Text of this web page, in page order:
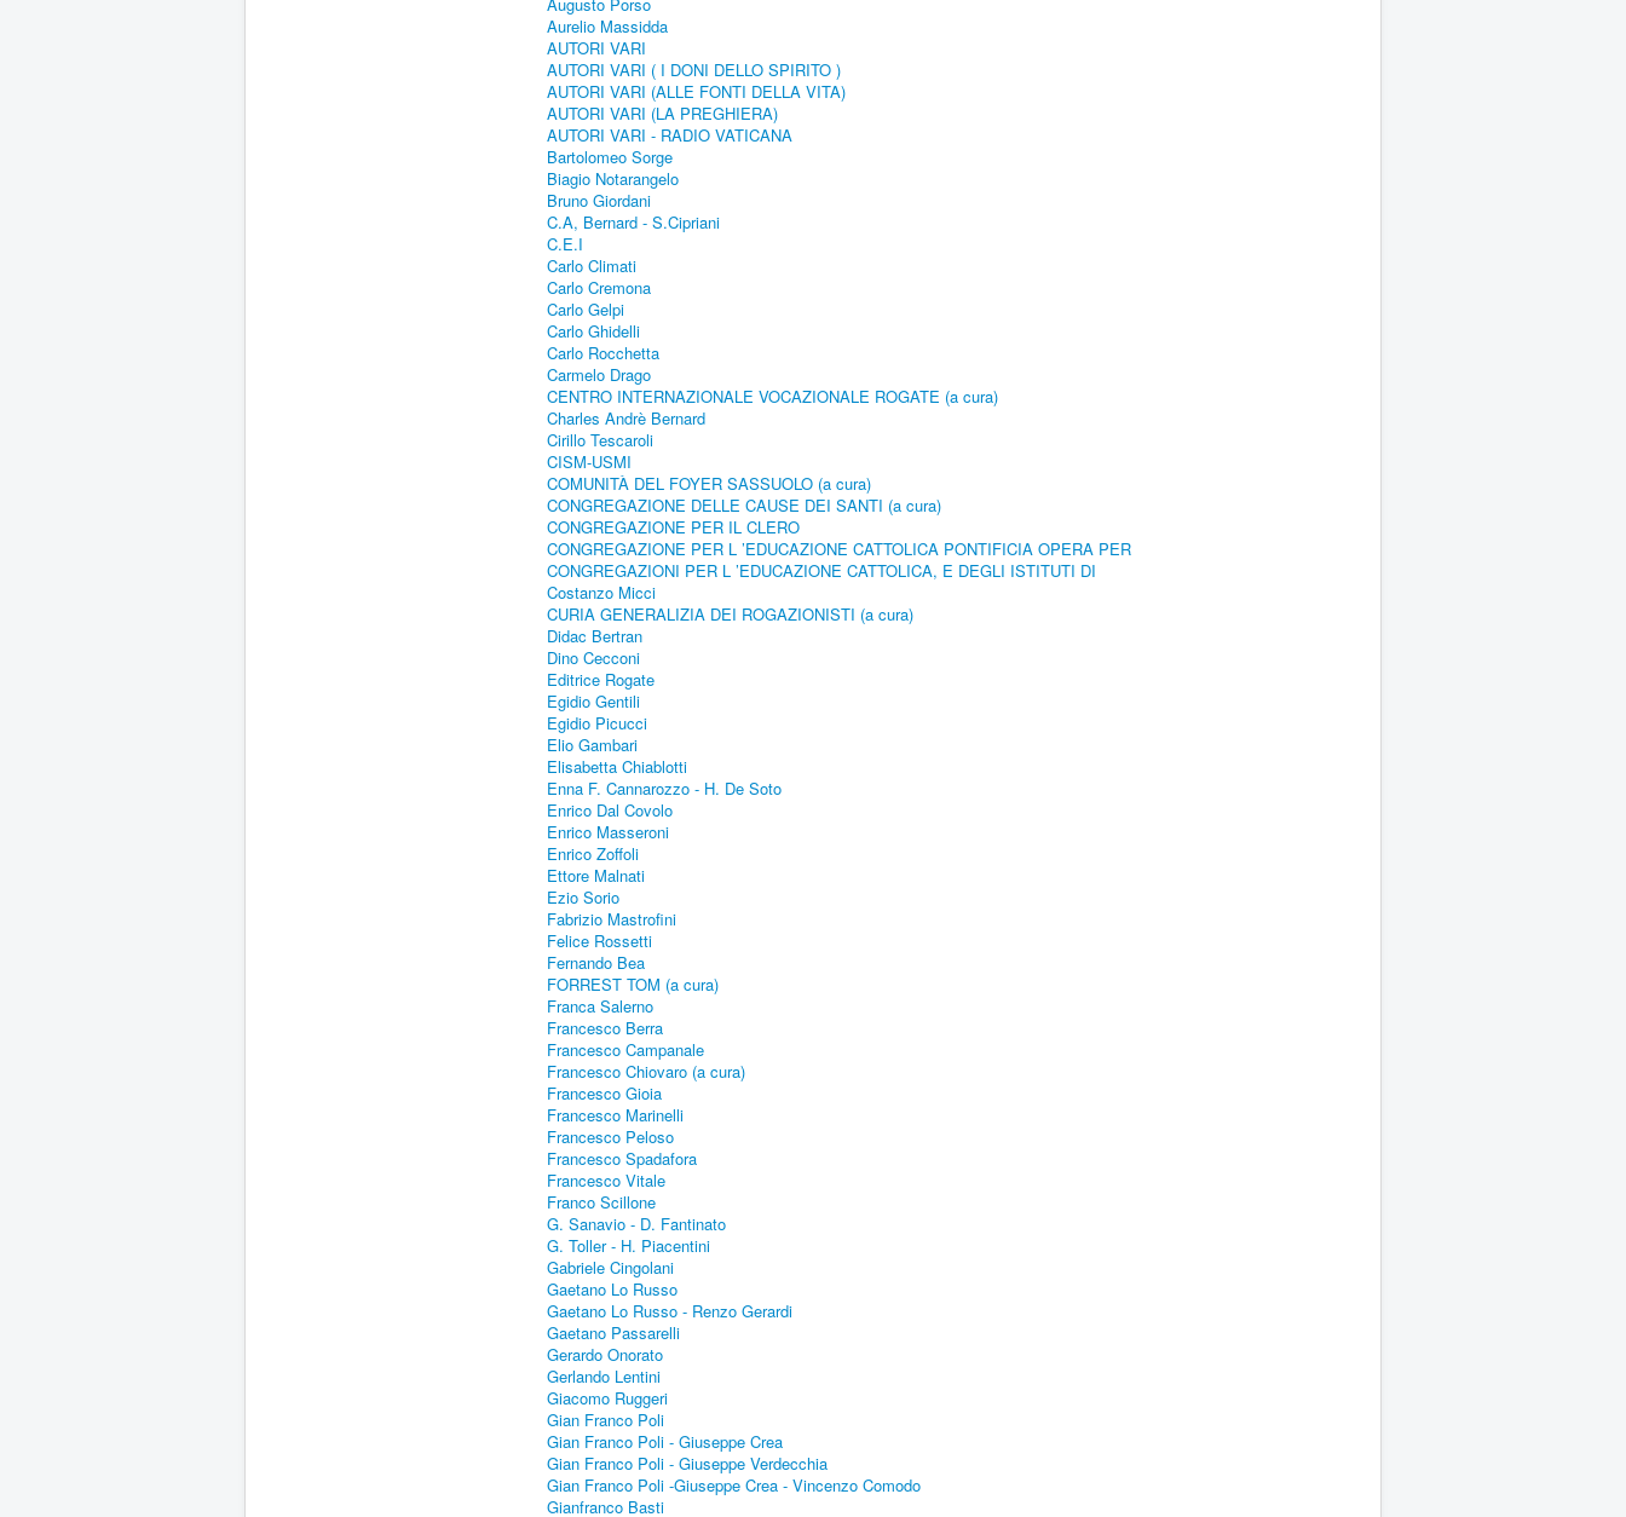
Aurelio Massidda
AUTORI VARI
AUTORI VARI ( I DONI DELLO SPIRITO )
AUTORI VARI (ALLE FONTI DELLA VITA)
AUTORI VARI (LA PREGHIERA)
AUTORI VARI - RADIO VATICANA
Bartolomeo Sorge
Biagio Notarangelo
Bruno Giordani
C.A, Bernard - S.Cipriani
C.E.I
Carlo Climati
Carlo Cremona
Carlo Gelpi
Carlo Ghidelli
Carlo Rocchetta
Carmelo Drago
CENTRO INTERNAZIONALE VOCAZIONALE ROGATE (a cura)
Charles Andrè Bernard
Cirillo Tescaroli
CISM-USMI
COMUNITÀ DEL FOYER SASSUOLO (a cura)
CONGREGAZIONE DELLE CAUSE DEI SANTI (a cura)
CONGREGAZIONE PER IL CLERO
CONGREGAZIONE PER L ’EDUCAZIONE CATTOLICA PONTIFICIA OPERA PER
CONGREGAZIONI PER L ’EDUCAZIONE CATTOLICA, E DEGLI ISTITUTI DI
Costanzo Micci
CURIA GENERALIZIA DEI ROGAZIONISTI (a cura)
Didac Bertran
Dino Cecconi
Editrice Rogate
Egidio Gentili
Egidio Picucci
Elio Gambari
Elisabetta Chiablotti
Enna F. Cannarozzo - H. De Soto
Enrico Dal Covolo
Enrico Masseroni
Enrico Zoffoli
Ettore Malnati
Ezio Sorio
Fabrizio Mastrofini
Felice Rossetti
Fernando Bea
FORREST TOM (a cura)
Franca Salerno
Francesco Berra
Francesco Campanale
Francesco Chiovaro (a cura)
Francesco Gioia
Francesco Marinelli
Francesco Peloso
Francesco Spadafora
Francesco Vitale
Franco Scillone
G. Sanavio - D. Fantinato
G. Toller - H. Piacentini
Gabriele Cingolani
Gaetano Lo Russo
Gaetano Lo Russo - Renzo Gerardi
Gaetano Passarelli
Gerardo Onorato
Gerlando Lentini
Giacomo Ruggeri
Gian Franco Poli
Gian Franco Poli - Giuseppe Crea
Gian Franco Poli - Giuseppe Verdecchia
Gian Franco Poli -Giuseppe Crea - Vincenzo Comodo
Gianfranco Basti